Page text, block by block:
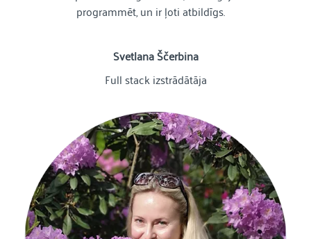
programmēt, un ir ļoti atbildīgs.
Svetlana Ščerbina
Full stack izstrādātāja